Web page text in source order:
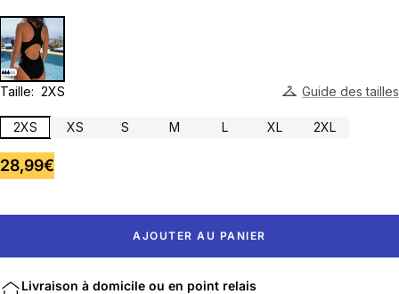
Taille: 2XS Guide des tailles
2XS XS S M L XL 2XL
Prix
vente
28,99€
AJOUTER AU PANIER
Livraison à domicile ou en point relais